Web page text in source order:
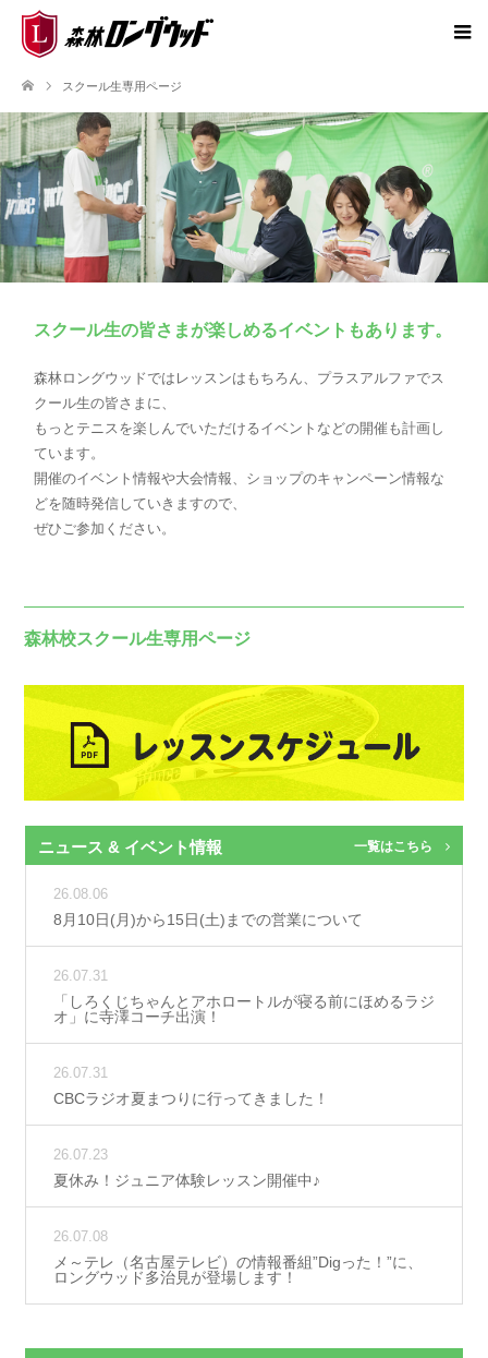
スクール生専用ページ
スクール生の皆さまが楽しめるイベントもあります。
森林ロングウッドではレッスンはもちろん、プラスアルファでス
クール生の皆さまに、
もっとテニスを楽しんでいただけるイベントなどの開催も計画し
ています。
開催のイベント情報や大会情報、ショップのキャンペーン情報な
どを随時発信していきますので、
ぜひご参加ください。
森林校スクール生専用ページ
ニュース & イベント情報 一覧はこちら
26.08.06
8月10日(月)から15日(土)までの営業について
26.07.31
「しろくじちゃんとアホロートルが寝る前にほめるラジ
オ」に寺澤コーチ出演！
26.07.31
CBCラジオ夏まつりに行ってきました！
26.07.23
夏休み！ジュニア体験レッスン開催中♪
26.07.08
メ～テレ（名古屋テレビ）の情報番組”Digった！”に、
ロングウッド多治見が登場します！